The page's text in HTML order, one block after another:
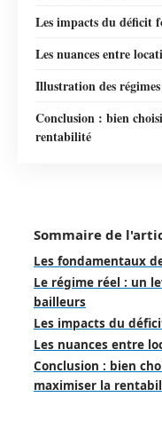
Les impacts du déficit
Les nuances entre
Illustration des régimes
Conclusion : bien
rentabilité
Sommaire de
Les fondamentaux
Le régime réel : un
bailleurs
Les impacts du
Les nuances entre
Conclusion : bien
maximiser la